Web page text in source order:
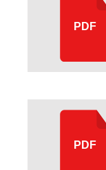
PDF
PDF